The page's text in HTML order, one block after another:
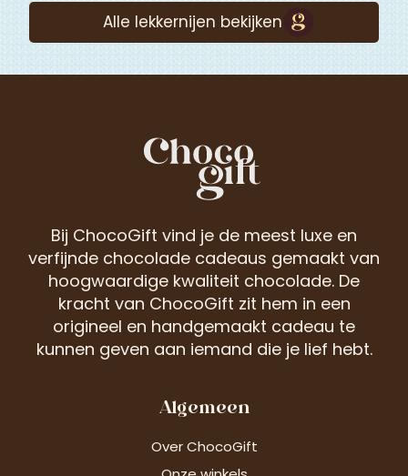
Alle lekkernijen bekijken
Bij ChocoGift vind je de meest luxe en
verfijnde chocolade cadeaus gemaakt van
hoogwaardige kwaliteit chocolade. De
kracht van ChocoGift zit hem in een
origineel en handgemaakt cadeau te
kunnen geven aan iemand die je lief hebt.
Algemeen
Over ChocoGift